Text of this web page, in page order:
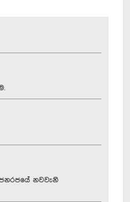
ජනරජයේ නවවැනි